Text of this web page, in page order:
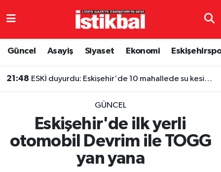
Güncel Asayiş Siyaset Ekonomi
21:48 ESKİ duyurdu: Eskişehir'de 10 mahallede su kesintisi
GÜNCEL
Eskişehir'de ilk yerli
otomobil Devrim ile TOGG
yan yana
Eskişehirspor
Spor
Eskişehir Nöbetçi Eczaneler
TFF 3.Lig 4.Grup Puan Durumu ve Fikstür
Tüm Manşetler